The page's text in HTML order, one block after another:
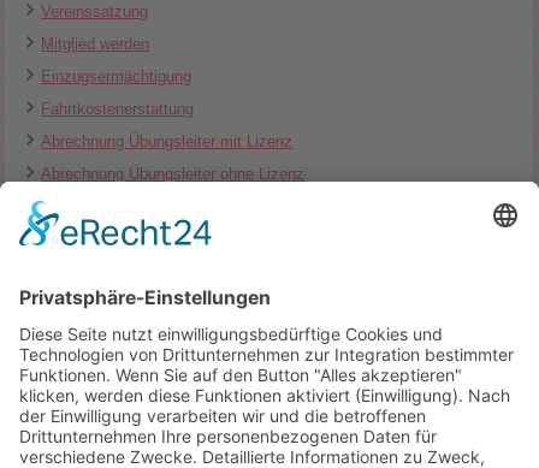
Vereinssatzung
Mitglied werden
Einzugsermächtigung
Fahrtkostenerstattung
Abrechnung Übungsleiter mit Lizenz
Abrechnung Übungsleiter ohne Lizenz
Bescheinigung Übungsleiter
Öffnungszeiten Geschäftszimmer
Rechtliches
Impressum
Datenschutzerklärung
Geschäftszimmer am 28.10.25 nicht
besetzt.